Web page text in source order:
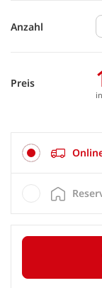
Anzahl
Preis